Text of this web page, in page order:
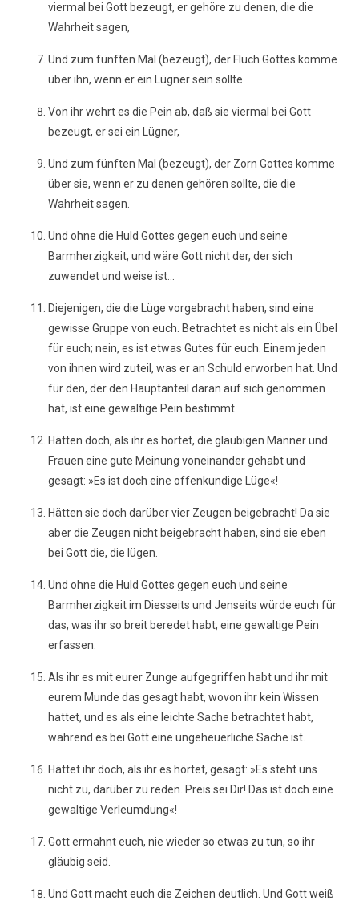
viermal bei Gott bezeugt, er gehöre zu denen, die die
Wahrheit sagen,
Und zum fünften Mal (bezeugt), der Fluch Gottes komme
über ihn, wenn er ein Lügner sein sollte.
Von ihr wehrt es die Pein ab, daß sie viermal bei Gott
bezeugt, er sei ein Lügner,
Und zum fünften Mal (bezeugt), der Zorn Gottes komme
über sie, wenn er zu denen gehören sollte, die die
Wahrheit sagen.
Und ohne die Huld Gottes gegen euch und seine
Barmherzigkeit, und wäre Gott nicht der, der sich
zuwendet und weise ist...
Diejenigen, die die Lüge vorgebracht haben, sind eine
gewisse Gruppe von euch. Betrachtet es nicht als ein Übel
für euch; nein, es ist etwas Gutes für euch. Einem jeden
von ihnen wird zuteil, was er an Schuld erworben hat. Und
für den, der den Hauptanteil daran auf sich genommen
hat, ist eine gewaltige Pein bestimmt.
Hätten doch, als ihr es hörtet, die gläubigen Männer und
Frauen eine gute Meinung voneinander gehabt und
gesagt: »Es ist doch eine offenkundige Lüge«!
Hätten sie doch darüber vier Zeugen beigebracht! Da sie
aber die Zeugen nicht beigebracht haben, sind sie eben
bei Gott die, die lügen.
Und ohne die Huld Gottes gegen euch und seine
Barmherzigkeit im Diesseits und Jenseits würde euch für
das, was ihr so breit beredet habt, eine gewaltige Pein
erfassen.
Als ihr es mit eurer Zunge aufgegriffen habt und ihr mit
eurem Munde das gesagt habt, wovon ihr kein Wissen
hattet, und es als eine leichte Sache betrachtet habt,
während es bei Gott eine ungeheuerliche Sache ist.
Hättet ihr doch, als ihr es hörtet, gesagt: »Es steht uns
nicht zu, darüber zu reden. Preis sei Dir! Das ist doch eine
gewaltige Verleumdung«!
Gott ermahnt euch, nie wieder so etwas zu tun, so ihr
gläubig seid.
Und Gott macht euch die Zeichen deutlich. Und Gott weiß